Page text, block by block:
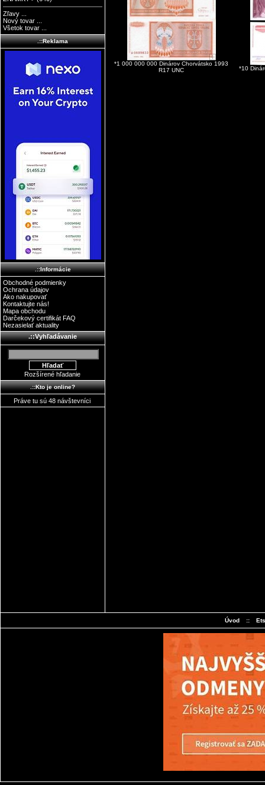
Zľavy ...
Nový tovar ...
Všetok tovar ...
.::Reklama
.::Informácie
Obchodné podmienky
Ochrana údajov
Ako nakupovať
Kontaktujte nás!
Mapa obchodu
Darčekový certifikát FAQ
Nezasielať aktuality
.::Vyhľadávanie
Rozšírené hľadanie
.::Kto je online?
Práve tu sú 48 návštevníci
*1 000 000 000 Dinárov Chorvátsko 1993
R17 UNC
*10
Úvod ::